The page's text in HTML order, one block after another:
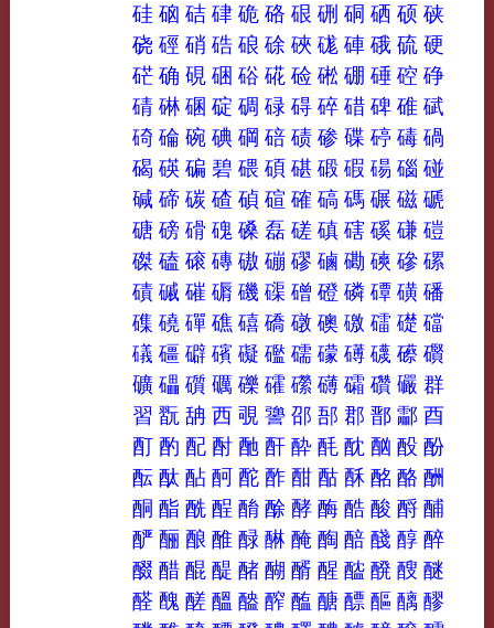
硅 硇 硈 硉 硊 硌 硍 硎 硐 硒 硕 硖
硗 硜 硝 硞 硠 硢 硤 硥 硨 硪 硫 硬
硭 确 硯 硱 硲 硴 硷 硹 硼 硾 硿 碀
碃 碄 碅 碇 碉 碌 碍 碎 碏 碑 碓 碔
碕 碖 碗 碘 碙 碚 碛 碜 碟 碠 碡 碢
碣 碤 碥 碧 碨 碩 碪 碫 碬 碭 碯 碰
碱 碲 碳 碴 碵 碹 確 碻 碼 碾 磁 磃
磄 磅 磆 磈 磉 磊 磋 磌 磍 磎 磏 磑
磔 磕 磙 磚 磝 磞 磟 磠 磡 磢 磣 磥
磧 磩 磪 磭 磯 磲 磳 磴 磷 磹 磺 磻
磼 磽 磾 礁 礂 礄 礅 礇 礉 礌 礎 礑
礒 礓 礔 礗 礙 礛 礝 礞 礡 礣 礤 礥
礦 礧 礩 礪 礫 礭 礯 礴 礵 礸 礹 群
習 翫 舑 西 覗 謽 邵 郚 郡 鄑 酃 酉
酊 酌 配 酎 酏 酐 酔 酕 酖 酗 酘 酚
酝 酞 酟 酠 酡 酢 酣 酤 酥 酩 酪 酬
酮 酯 酰 酲 酳 酴 酵 酶 酷 酸 酹 酺
酽 酾 酿 醀 醁 醂 醃 醄 醅 醆 醇 醉
醊 醋 醌 醍 醏 醐 醑 醒 醓 醗 醙 醚
醛 醜 醝 醞 醠 醡 醢 醣 醥 醧 醨 醪